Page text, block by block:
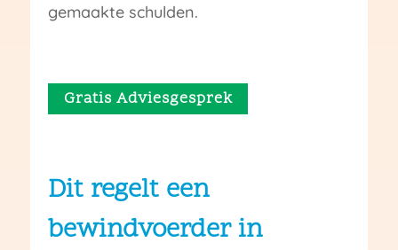
gemaakte schulden.
Gratis Adviesgesprek
Dit regelt een
bewindvoerder in